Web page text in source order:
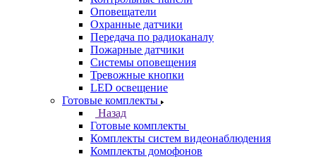
Оповещатели
Охранные датчики
Передача по радиоканалу
Пожарные датчики
Системы оповещения
Тревожные кнопки
LED освещение
Готовые комплекты
Назад
Готовые комплекты
Комплекты систем видеонаблюдения
Комплекты домофонов